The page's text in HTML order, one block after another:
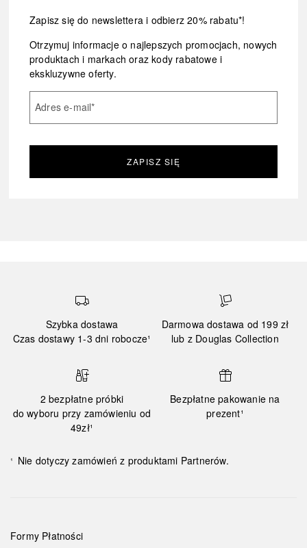
Zapisz się do newslettera i odbierz 20% rabatu*!
Otrzymuj informacje o najlepszych promocjach, nowych
produktach i markach oraz kody rabatowe i
ekskluzywne oferty.
Adres e-mail*
ZAPISZ SIĘ
Szybka dostawa
Czas dostawy 1-3 dni robocze¹
Darmowa dostawa od 199 zł
lub z Douglas Collection
2 bezpłatne próbki
do wyboru przy zamówieniu od
49zł¹
Bezpłatne pakowanie na
prezent¹
¹ Nie dotyczy zamówień z produktami Partnerów.
Formy Płatności